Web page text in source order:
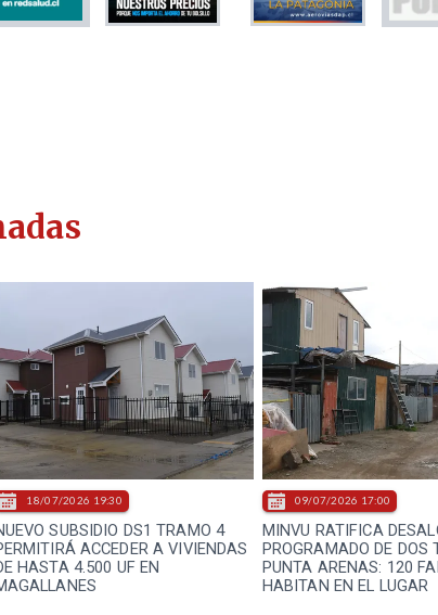
SUBSIDIO DS1 TRAMO 4
ACCEDER A VIVIENDAS
HASTA 4.500 UF EN
18/07/2026 19:30
MINVU RATIFICA
PROGRAMADO DE DOS
PUNTA ARENAS: 120
HABITAN EN EL LUGAR
09/07/2026 17:00